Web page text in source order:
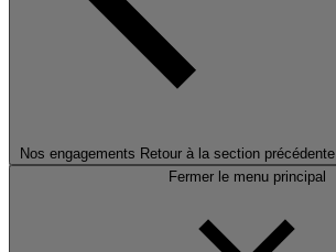
Nos engagements Retour à la section précédente
Fermer le menu principal